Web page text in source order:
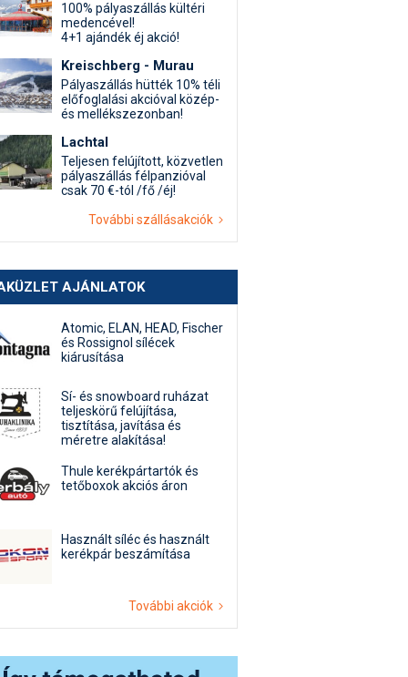
100% pályaszállás kültéri
medencével!
4+1 ajándék éj akció!
Kreischberg - Murau
Pályaszállás hütték 10% téli
előfoglalási akcióval közép-
és mellékszezonban!
Lachtal
Teljesen felújított, közvetlen
pályaszállás félpanzióval
csak 70 €-tól /fő /éj!
További szállásakciók
AJÁNLATOK
Atomic, ELAN, HEAD, Fischer
és Rossignol sílécek
kiárusítása
Sí- és snowboard ruházat
teljeskörű felújítása,
tisztítása, javítása és
méretre alakítása!
Thule kerékpártartók és
tetőboxok akciós áron
Használt síléc és használt
kerékpár beszámítása
További akciók